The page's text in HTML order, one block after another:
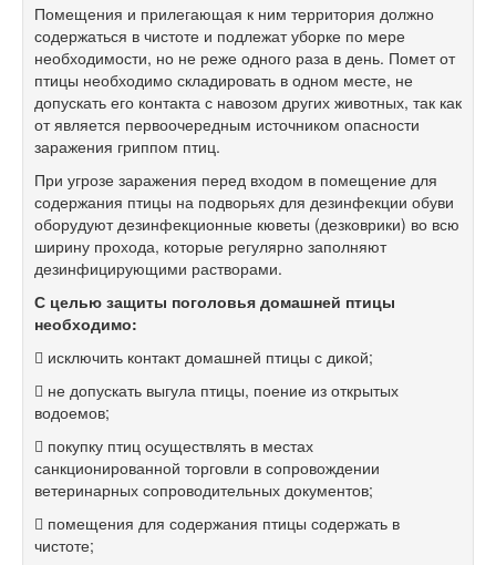
Помещения и прилегающая к ним территория должно
содержаться в чистоте и подлежат уборке по мере
необходимости, но не реже одного раза в день. Помет от
птицы необходимо складировать в одном месте, не
допускать его контакта с навозом других животных, так как
от является первоочередным источником опасности
заражения гриппом птиц.
При угрозе заражения перед входом в помещение для
содержания птицы на подворьях для дезинфекции обуви
оборудуют дезинфекционные кюветы (дезковрики) во всю
ширину прохода, которые регулярно заполняют
дезинфицирующими растворами.
С целью защиты поголовья домашней птицы
необходимо:
 исключить контакт домашней птицы с дикой;
 не допускать выгула птицы, поение из открытых
водоемов;
 покупку птиц осуществлять в местах
санкционированной торговли в сопровождении
ветеринарных сопроводительных документов;
 помещения для содержания птицы содержать в
чистоте;